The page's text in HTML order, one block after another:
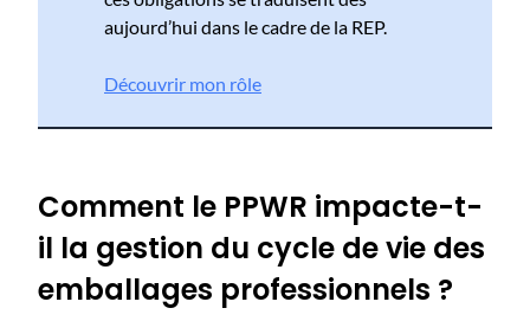
aujourd’hui dans le cadre de la REP.
Découvrir mon rôle
Comment le PPWR impacte-t-
il la gestion du cycle de vie des
emballages professionnels ?